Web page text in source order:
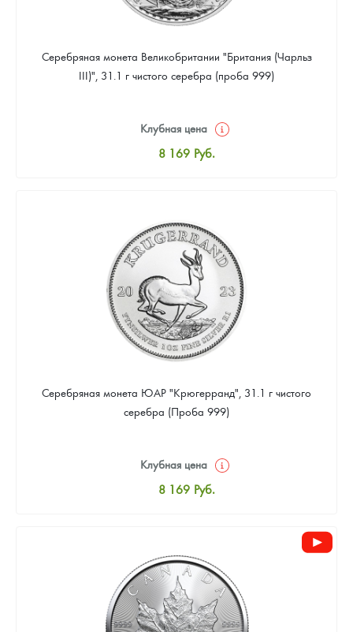
Серебряная монета Великобритании "Британия (Чарльз
III)", 31.1 г чистого серебра (проба 999)
Клубная цена
8 169 Руб.
Звоните
Серебряная монета ЮАР "Крюгерранд", 31.1 г чистого
серебра (Проба 999)
Клубная цена
8 169 Руб.
Цена выкупа
Звоните